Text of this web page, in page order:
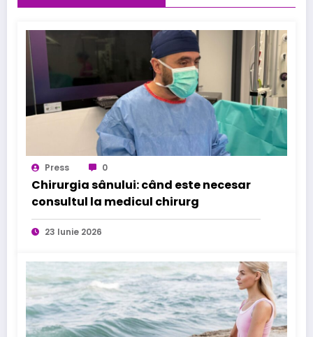
Press 0
Chirurgia sânului: când este necesar
consultul la medicul chirurg
23 Iunie 2026